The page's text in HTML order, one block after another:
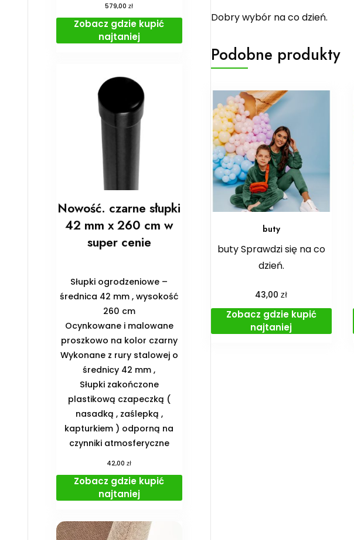
Dobry wybór na co dzień.
Podobne produkty
buty
buty Sprawdzi się na co
dzień.
43,00zł
Zobacz gdzie kupić
najtaniej
579,00zł
Zobacz gdzie kupić
najtaniej
Nowość. czarne słupki
42 mm x 260 cm w
super cenie
Słupki ogrodzeniowe –
średnica 42 mm , wysokość
260 cm
Ocynkowane i malowane
proszkowo na kolor czarny
Wykonane z rury stalowej o
średnicy 42 mm ,
Słupki zakończone
plastikową czapeczką (
nasadką , zaślepką ,
kapturkiem ) odporną na
czynniki atmosferyczne
42,00zł
Zobacz gdzie kupić
najtaniej